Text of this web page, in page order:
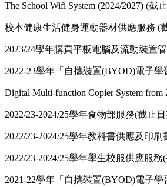
The School Wifi System (2024/2027) (
校本健康生活健身運動器材供應服務 (
2023/24學年購買平板電腦及流動裝置
2022-23學年「自攜裝置(BYOD)電子
Digital Multi-function Copier System
2022/23-2024/25學年食物部服務(截止
2022/23-2024/25學年教科書供應及印
2022/23-2024/25學年學生校服供應服
2021-22學年「自攜裝置(BYOD)電子